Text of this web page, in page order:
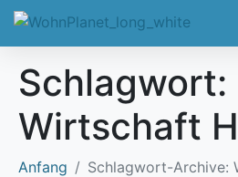
Schlagwort:
Wirtschaft
Anfang Schlagwort-Archive: